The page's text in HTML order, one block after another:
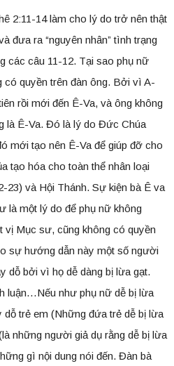
2:11-14 làm cho lý do trở nên thật
đưa ra “nguyên nhân” tình trạng
các câu 11-12. Tại sao phụ nữ
quyền trên đàn ông. Bởi vì A-
rồi mới đến Ê-Va, và ông không
là Ê-Va. Đó là lý do Đức Chúa
mới tạo nên Ê-Va để giúp đỡ cho
tạo hóa cho toàn thể nhân loại
23) và Hội Thánh. Sự kiện bà Ê va
là một lý do để phụ nữ không
Mục sư, cũng không có quyền
sự hướng dẫn này một số người
dỗ bởi vì họ dễ dàng bị lừa gạt.
luận…Nếu như phụ nữ dễ bị lừa
trẻ em (Những đứa trẻ dễ bị lừa
những người giả dụ rằng dễ bị lừa
gì nội dung nói đến. Đàn bà